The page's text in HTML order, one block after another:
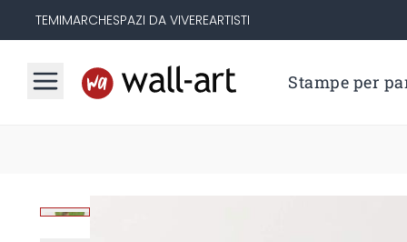
TEMIMARCHESPAZI DA VIVEREARTISTI
Stampe per